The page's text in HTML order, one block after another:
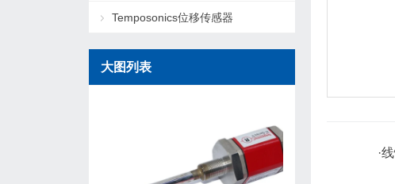
·线
Temposonics位移传感器
大图列表